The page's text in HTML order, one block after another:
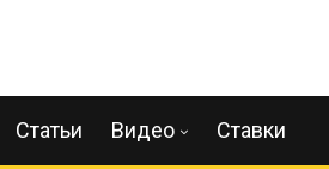
Статьи Видео Ставки